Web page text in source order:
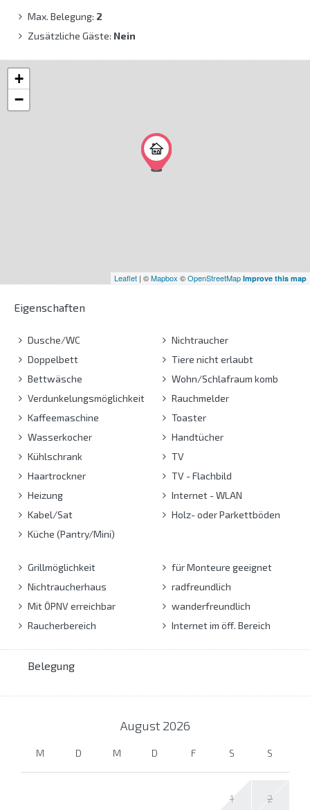
Max. Belegung: 2
Zusätzliche Gäste: Nein
+
−
Leaflet | ©Mapbox ©OpenStreetMap Improve this map
Eigenschaften
Dusche/WC
Doppelbett
Bettwäsche
Verdunkelungsmöglichkeit
Kaffeemaschine
Wasserkocher
Kühlschrank
Haartrockner
Heizung
Kabel/Sat
Küche (Pantry/Mini)
Nichtraucher
Tiere nicht erlaubt
Wohn/Schlafraum komb
Rauchmelder
Toaster
Handtücher
TV
TV - Flachbild
Internet - WLAN
Holz- oder Parkettböden
Grillmöglichkeit
Nichtraucherhaus
Mit ÖPNV erreichbar
Raucherbereich
für Monteure geeignet
radfreundlich
wanderfreundlich
Internet im öff. Bereich
Belegung
August 2026
M D M D F S S
1 2